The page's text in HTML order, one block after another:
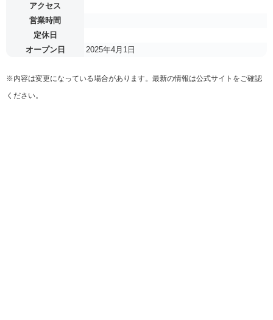
アクセス
営業時間
定休日
オープン日
2025年4月1日
※内容は変更になっている場合があります。最新の情報は公式サイトをご確認
ください。